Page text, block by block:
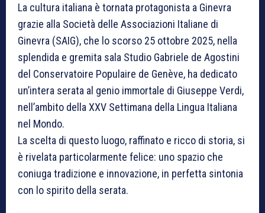
La cultura italiana è tornata protagonista a Ginevra
grazie alla Società delle Associazioni Italiane di
Ginevra (SAIG), che lo scorso 25 ottobre 2025, nella
splendida e gremita sala Studio Gabriele de Agostini
del Conservatoire Populaire de Genève, ha dedicato
un’intera serata al genio immortale di Giuseppe Verdi,
nell’ambito della XXV Settimana della Lingua Italiana
nel Mondo.
La scelta di questo luogo, raffinato e ricco di storia, si
è rivelata particolarmente felice: uno spazio che
coniuga tradizione e innovazione, in perfetta sintonia
con lo spirito della serata.